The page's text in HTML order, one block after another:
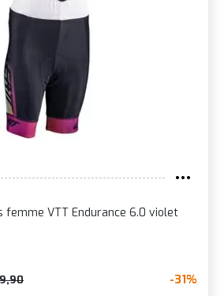
femme VTT Endurance 6.0 violet
-31%